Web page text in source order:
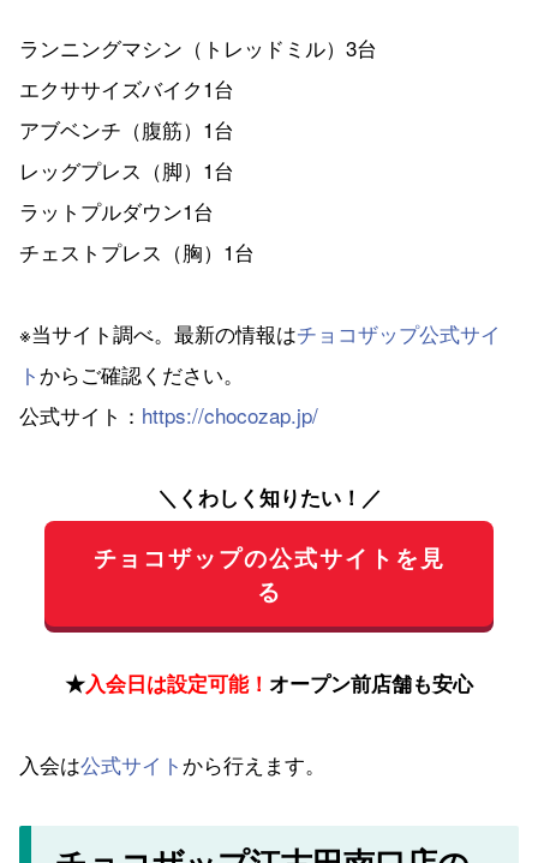
ランニングマシン（トレッドミル）3台
エクササイズバイク1台
アブベンチ（腹筋）1台
レッグプレス（脚）1台
ラットプルダウン1台
チェストプレス（胸）1台
※当サイト調べ。最新の情報はチョコザップ公式サイ
ト からご確認ください。
公式サイト： https://chocozap.jp/
＼くわしく知りたい！／
チョコザップの公式サイトを見
る
★入会日は設定可能！ オープン前店舗も安心
入会は公式サイト から行えます。